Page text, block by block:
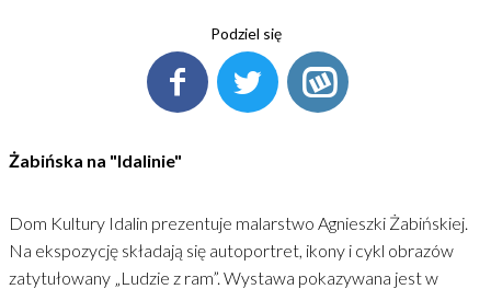
Podziel się
Żabińska na "Idalinie"
Dom Kultury Idalin prezentuje malarstwo Agnieszki Żabińskiej.
Na ekspozycję składają się autoportret, ikony i cykl obrazów
zatytułowany „Ludzie z ram”. Wystawa pokazywana jest w